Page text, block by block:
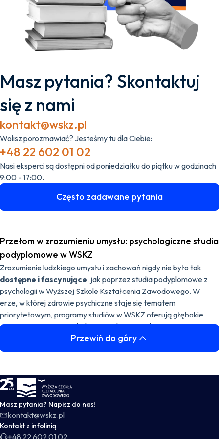
Masz pytania? Skontaktuj
się z nami
kontakt@wskz.pl
Wolisz porozmawiać? Jesteśmy tu dla Ciebie:
+48 22 602 01 02
Nasi eksperci są dostępni od poniedziałku do piątku w godzinach
9:00 - 17:00.
Często zadawane pytania
Przełom w zrozumieniu umysłu: psychologiczne studia
podyplomowe w WSKZ
Zrozumienie ludzkiego umysłu i zachowań nigdy nie było tak
dostępne i fascynujące, jak poprzez studia podyplomowe z
psychologii w Wyższej Szkole Kształcenia Zawodowego. W
erze, w której zdrowie psychiczne staje się tematem
priorytetowym, programy studiów w WSKZ oferują głębokie
zrozumienie teorii psychologicznych oraz praktyczne
umiejętności niezbędne doprofesjonalnej praktyki
temu słuchacze mogą odkrywać tajniki psychologii, ucząc się
analityczne i empatyczne.
Odkrywanie tajników psychologii
Szerokie spektrum specjalności
Studia podyplomowe z obszaru psychologii w Wyższej Szkole
Kształcenia Zawodowego są zaprojektowane w taki sposób, aby
sprostać różnorodnym potrzebom i zainteresowaniom
Przewiń do góry
WSKZ - strona główna
Masz pytania? Napisz do nas!
kontakt@wskz.pl
Kontakt z infolinią
+48 22 602 01 02